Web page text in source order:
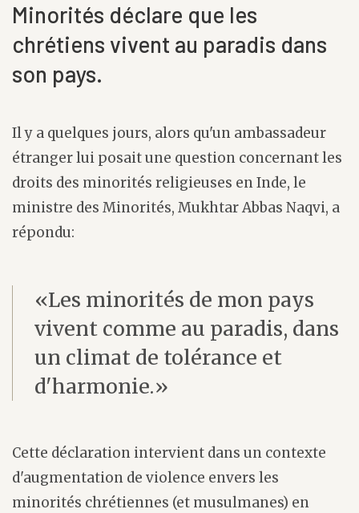
Minorités déclare que les
chrétiens vivent au paradis dans
son pays.
Il y a quelques jours, alors qu'un ambassadeur
étranger lui posait une question concernant les
droits des minorités religieuses en Inde, le
ministre des Minorités, Mukhtar Abbas Naqvi, a
répondu:
«Les minorités de mon pays
vivent comme au paradis, dans
un climat de tolérance et
d'harmonie.»
Cette déclaration intervient dans un contexte
d'augmentation de violence envers les
minorités chrétiennes (et musulmanes) en